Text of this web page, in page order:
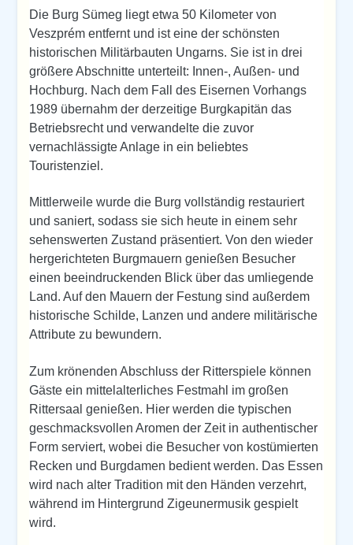
Die Burg Sümeg liegt etwa 50 Kilometer von
Veszprém entfernt und ist eine der schönsten
historischen Militärbauten Ungarns. Sie ist in drei
größere Abschnitte unterteilt: Innen-, Außen- und
Hochburg. Nach dem Fall des Eisernen Vorhangs
1989 übernahm der derzeitige Burgkapitän das
Betriebsrecht und verwandelte die zuvor
vernachlässigte Anlage in ein beliebtes
Touristenziel.
Mittlerweile wurde die Burg vollständig restauriert
und saniert, sodass sie sich heute in einem sehr
sehenswerten Zustand präsentiert. Von den wieder
hergerichteten Burgmauern genießen Besucher
einen beeindruckenden Blick über das umliegende
Land. Auf den Mauern der Festung sind außerdem
historische Schilde, Lanzen und andere militärische
Attribute zu bewundern.
Zum krönenden Abschluss der Ritterspiele können
Gäste ein mittelalterliches Festmahl im großen
Rittersaal genießen. Hier werden die typischen
geschmacksvollen Aromen der Zeit in authentischer
Form serviert, wobei die Besucher von kostümierten
Recken und Burgdamen bedient werden. Das Essen
wird nach alter Tradition mit den Händen verzehrt,
während im Hintergrund Zigeunermusik gespielt
wird.